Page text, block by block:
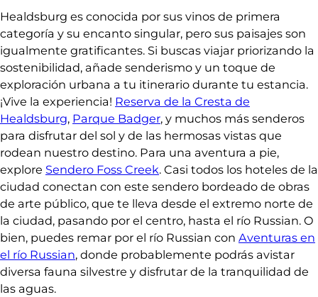
Healdsburg es conocida por sus vinos de primera
categoría y su encanto singular, pero sus paisajes son
igualmente gratificantes. Si buscas viajar priorizando la
sostenibilidad, añade senderismo y un toque de
exploración urbana a tu itinerario durante tu estancia.
¡Vive la experiencia! Reserva de la Cresta de
Healdsburg, Parque Badger, y muchos más senderos
para disfrutar del sol y de las hermosas vistas que
rodean nuestro destino. Para una aventura a pie,
explore Sendero Foss Creek. Casi todos los hoteles de la
ciudad conectan con este sendero bordeado de obras
de arte público, que te lleva desde el extremo norte de
la ciudad, pasando por el centro, hasta el río Russian. O
bien, puedes remar por el río Russian con Aventuras en
el río Russian, donde probablemente podrás avistar
diversa fauna silvestre y disfrutar de la tranquilidad de
las aguas.